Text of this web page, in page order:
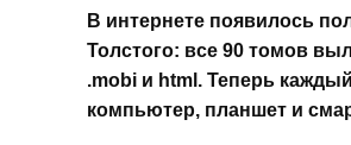
В интернете появилось
Толстого: все 90 томов
.mobi и html. Теперь
компьютер, планшет и